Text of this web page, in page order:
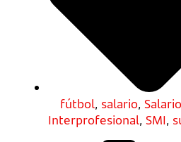
fútbol, salario,
Interprofesional, SMI,